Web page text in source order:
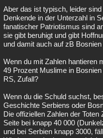
Aber das ist typisch, leider
Denkende in der Unterzahl in
fanatischer Patriotismus sind
sie gibt beruhigt und gibt
und damit auch auf zB
Wenn du mit Zahlen hantieren
49 Prozent Muslime in
RS, Zufall?
Wenn du die Schuld suchst,
Geschichte Serbiens oder
Die offiziellen Zahlen der
Seite bei knapp 40 000
und bei Serbien knapp 3000,